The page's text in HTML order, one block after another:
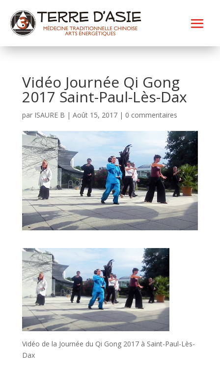
Vidéo Journée Qi Gong
2017 Saint-Paul-Lès-Dax
par ISAURE B | Août 15, 2017| 0 commentaires
Vidéo de la Journée du Qi Gong 2017 à Saint-Paul-Lès-
Dax